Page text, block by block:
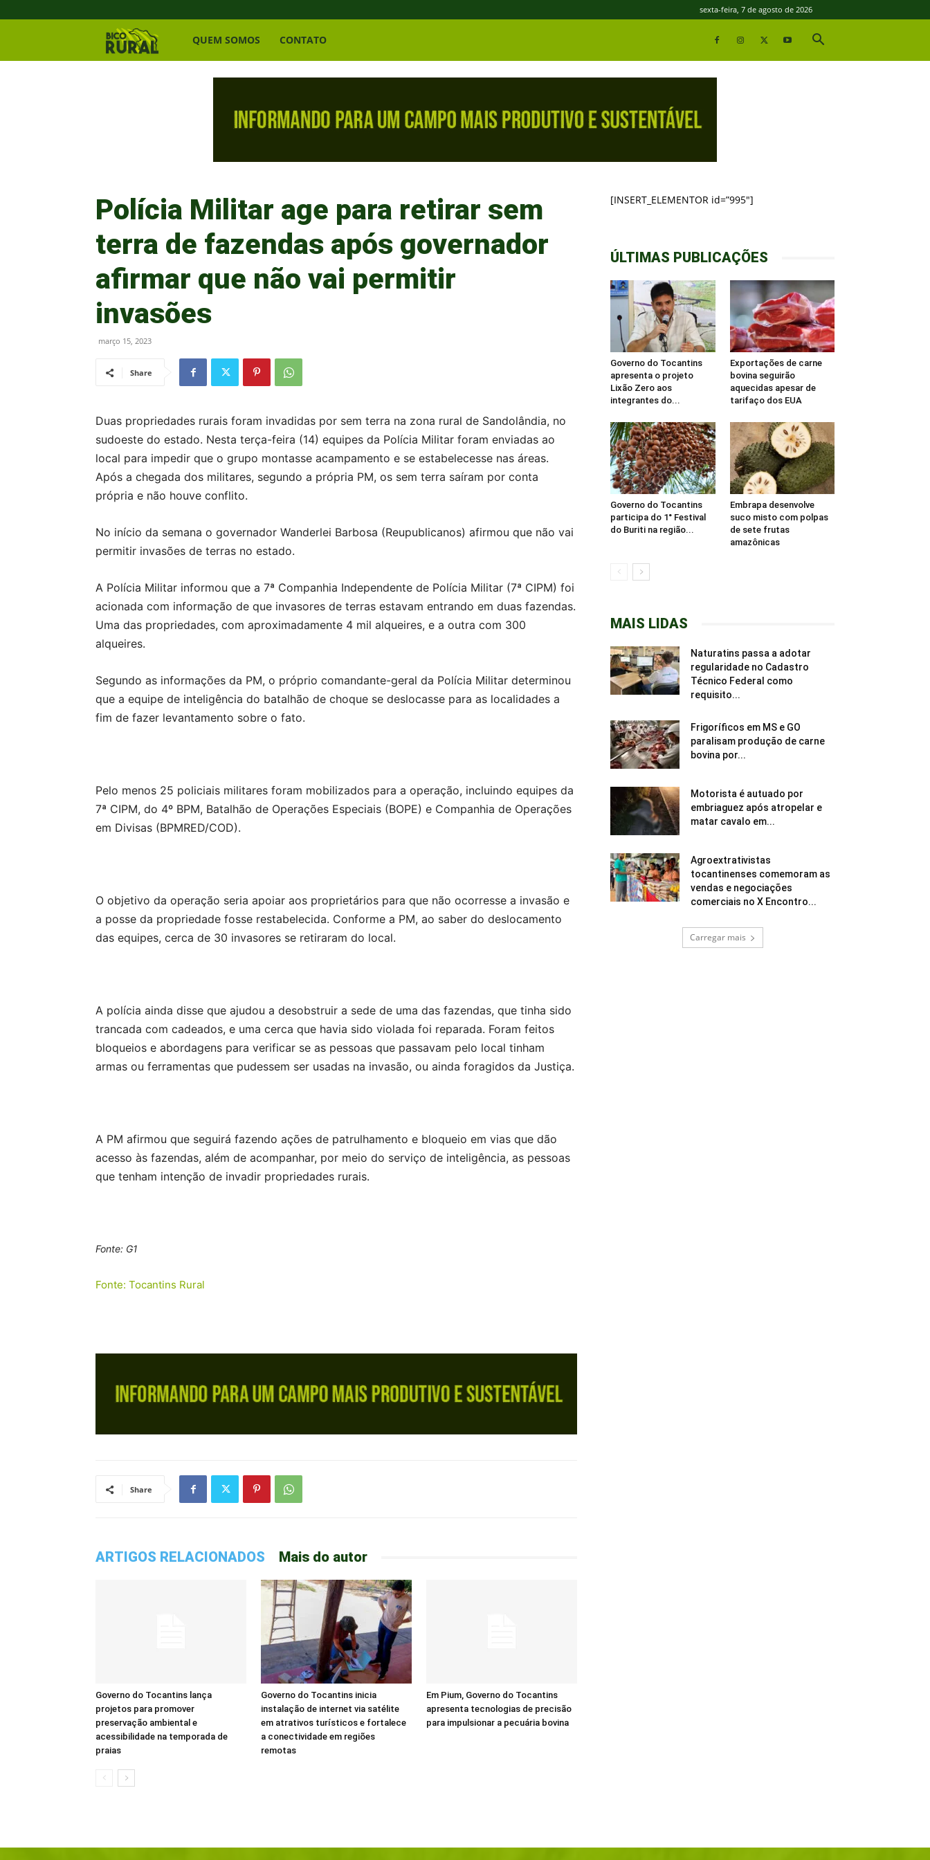
sexta-feira, 7 de agosto de 2026
Bico
QUEM SOMOS CONTATO
Polícia Militar age para retirar sem
terra de fazendas após governador
afirmar que não vai permitir
invasões
março 15, 2023
Share
Duas propriedades rurais foram invadidas por sem terra na zona rural de Sandolândia, no
sudoeste do estado. Nesta terça-feira (14) equipes da Polícia Militar foram enviadas ao
local para impedir que o grupo montasse acampamento e se estabelecesse nas áreas.
Após a chegada dos militares, segundo a própria PM, os sem terra saíram por conta
própria e não houve conflito.
No início da semana o governador Wanderlei Barbosa (Reupublicanos) afirmou que não vai
permitir invasões de terras no estado.
A Polícia Militar informou que a 7ª Companhia Independente de Polícia Militar (7ª CIPM) foi
acionada com informação de que invasores de terras estavam entrando em duas fazendas.
Uma das propriedades, com aproximadamente 4 mil alqueires, e a outra com 300
alqueires.
Segundo as informações da PM, o próprio comandante-geral da Polícia Militar determinou
que a equipe de inteligência do batalhão de choque se deslocasse para as localidades a
fim de fazer levantamento sobre o fato.
Pelo menos 25 policiais militares foram mobilizados para a operação, incluindo equipes da
7ª CIPM, do 4º BPM, Batalhão de Operações Especiais (BOPE) e Companhia de Operações
em Divisas (BPMRED/COD).
O objetivo da operação seria apoiar aos proprietários para que não ocorresse a invasão e
a posse da propriedade fosse restabelecida. Conforme a PM, ao saber do deslocamento
das equipes, cerca de 30 invasores se retiraram do local.
A polícia ainda disse que ajudou a desobstruir a sede de uma das fazendas, que tinha sido
trancada com cadeados, e uma cerca que havia sido violada foi reparada. Foram feitos
bloqueios e abordagens para verificar se as pessoas que passavam pelo local tinham
armas ou ferramentas que pudessem ser usadas na invasão, ou ainda foragidos da Justiça.
A PM afirmou que seguirá fazendo ações de patrulhamento e bloqueio em vias que dão
acesso às fazendas, além de acompanhar, por meio do serviço de inteligência, as pessoas
que tenham intenção de invadir propriedades rurais.
Fonte: G1
Fonte: Tocantins Rural
Share
ARTIGOS RELACIONADOS Mais do autor
Governo do Tocantins lança
projetos para promover
preservação ambiental e
acessibilidade na temporada de
praias
Governo do Tocantins inicia
instalação de internet via satélite
em atrativos turísticos e fortalece
a conectividade em regiões
remotas
Em Pium, Governo do Tocantins
apresenta tecnologias de precisão
para impulsionar a pecuária bovina
[INSERT_ELEMENTOR id=”995″]
ÚLTIMAS PUBLICAÇÕES
Governo do Tocantins
apresenta o projeto
Lixão Zero aos
integrantes do...
Exportações de carne
bovina seguirão
aquecidas apesar de
tarifaço dos EUA
Governo do Tocantins
participa do 1° Festival
do Buriti na região...
Embrapa desenvolve
suco misto com polpas
de sete frutas
amazônicas
MAIS LIDAS
Naturatins passa a adotar
regularidade no Cadastro
Técnico Federal como
requisito...
Frigoríficos em MS e GO
paralisam produção de carne
bovina por...
Motorista é autuado por
embriaguez após atropelar e
matar cavalo em...
Agroextrativistas
tocantinenses comemoram as
vendas e negociações
comerciais no X Encontro...
Carregar mais